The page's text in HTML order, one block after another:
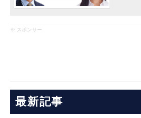
※ スポンサー
最新記事